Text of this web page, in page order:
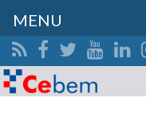
Search for:
MENU